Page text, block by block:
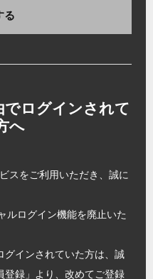
る
ログインされて
へ
スをご利用いただき、誠に
ルログイン機能を廃止いた
グインされていた方は、誠
登録」より、改めてご登録